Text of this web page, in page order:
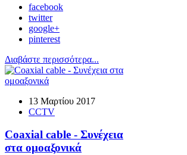
facebook
twitter
google+
pinterest
Διαβάστε περισσότερα...
13 Μαρτίου 2017
CCTV
Coaxial cable - Συνέχεια
στα ομοαξονικά